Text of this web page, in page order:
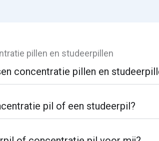
pillen en studeerpillen
concentratie pillen en
pil of een studeerpil?